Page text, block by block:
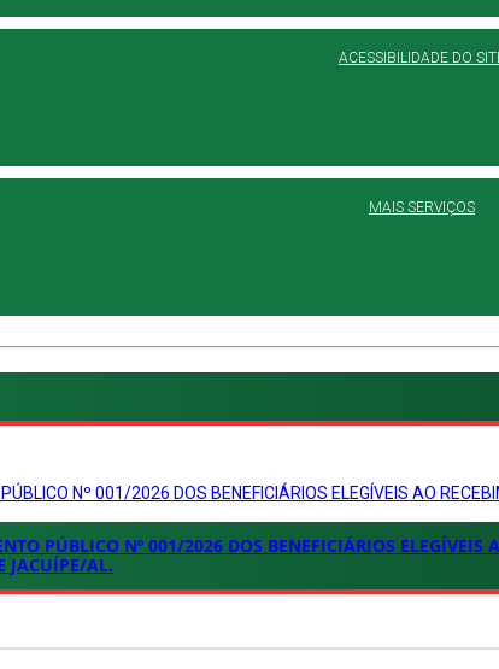
ACESSIBILIDADE DO
MAIS SERVIÇOS
Nº 001/2026 DOS BENEFICIÁRIOS ELEGÍVEIS AO
PÚBLICO Nº 001/2026 DOS BENEFICIÁRIOS ELEGÍVEIS
JACUÍPE/AL.